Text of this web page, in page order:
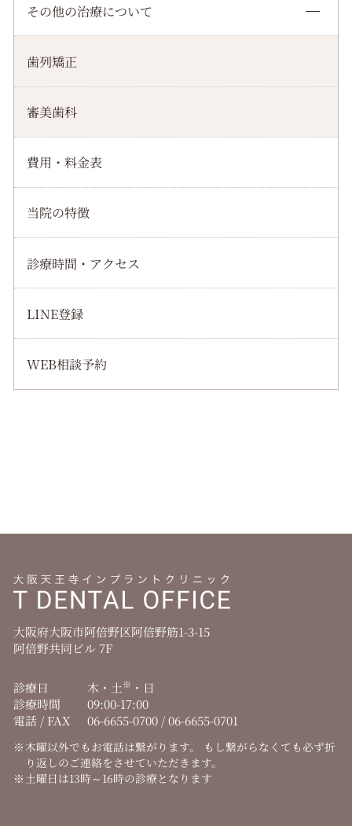
その他の治療について
歯列矯正
審美歯科
費用・料金表
当院の特徴
診療時間・アクセス
LINE登録
WEB相談予約
大阪府大阪市阿倍野区阿倍野筋1-3-15
阿倍野共同ビル 7F
診療日 木・土※ ・日
診療時間
09:00-17:00
電話 / FAX
06-6655-0700 / 06-6655-0701
木曜以外でもお電話は繋がります。
もし繋がらなくても必ず折
り返しのご連絡をさせていただきます。
土曜日は13時～16時の診療となります